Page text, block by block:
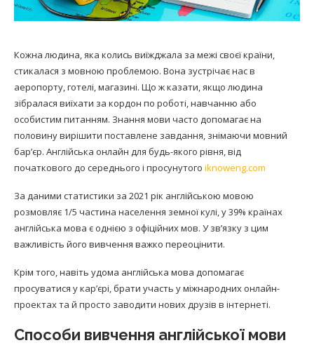
Кожна людина, яка колись виїжджала за межі своєї країни,
стикалася з мовною проблемою. Вона зустрічає нас в
аеропорту, готелі, магазині. Що ж казати, якщо людина
зібралася виїхати за кордон по роботі, навчанню або
особистим питанням. Знання мови часто допомагає на
половину вирішити поставлене завдання, знімаючи мовний
бар’єр. Англійська онлайн для будь-якого рівня, від
початкового до середнього і просунутого iknoweng.com
За даними статистики за 2021 рік англійською мовою
розмовляє 1/5 частина населення земної кулі, у 39% країнах
англійська мова є однією з офіційних мов. У зв’язку з цим
важливість його вивчення важко переоцінити.
Крім того, навіть удома англійська мова допомагає
просуватися у кар’єрі, брати участь у міжнародних онлайн-
проектах та й просто заводити нових друзів в інтернеті.
Способи вивчення англійської мови